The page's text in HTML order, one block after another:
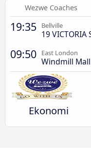
Wezwe Coaches
19:35 Bellville
19
09:50 East London
Windmill Mall
Ekonomi